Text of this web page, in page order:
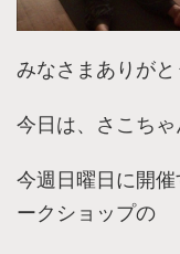
みなさまありが
今日は、さこちゃ
今週日曜日に開
ークショップの